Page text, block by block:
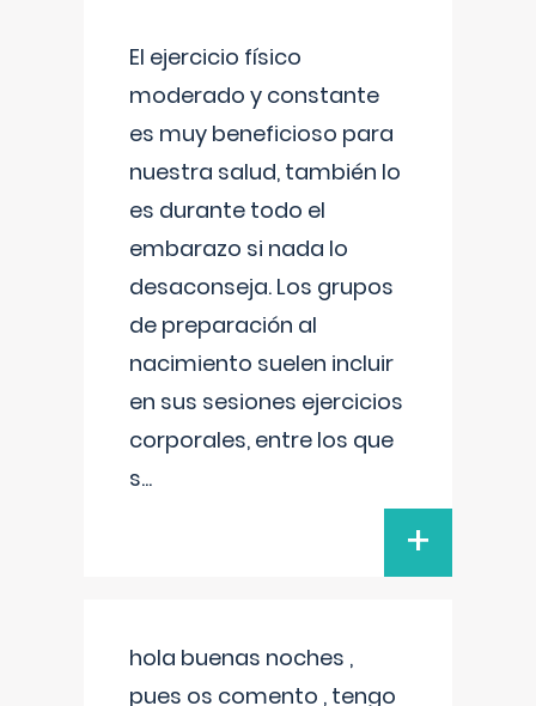
El ejercicio físico
moderado y constante
es muy beneficioso para
nuestra salud, también lo
es durante todo el
embarazo si nada lo
desaconseja. Los grupos
de preparación al
nacimiento suelen incluir
en sus sesiones ejercicios
corporales, entre los que
s...
+
hola buenas noches ,
pues os comento , tengo